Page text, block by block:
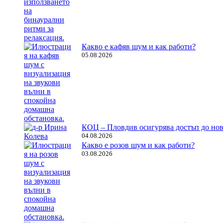
Какво е кафяв шум и как работи?
05.08.2026
КОЦ – Пловдив осигурява достъп до
04.08.2026
Какво е розов шум и как работи?
03.08.2026